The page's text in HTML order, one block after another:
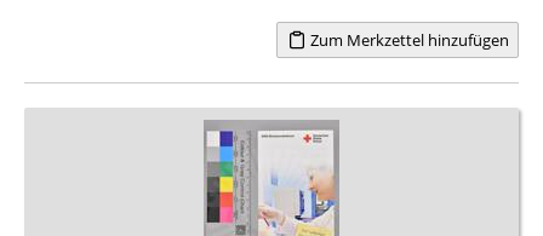
Zum Merkzettel hinzufügen